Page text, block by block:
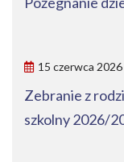
15 czerwca 2026
Zebranie z
szkolny 2026/